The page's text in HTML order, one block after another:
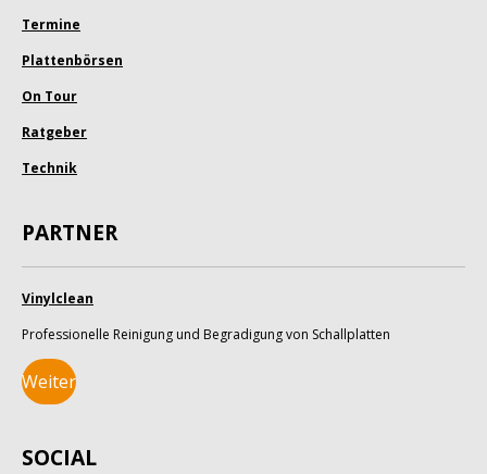
Termine
Plattenbörsen
On Tour
Ratgeber
Technik
PARTNER
Vinylclean
Professionelle Reinigung und Begradigung von Schallplatten
Weiter
SOCIAL